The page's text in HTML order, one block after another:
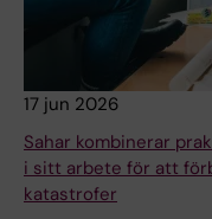
17 jun 2026
Sahar kombinerar
i sitt arbete för att
katastrofer